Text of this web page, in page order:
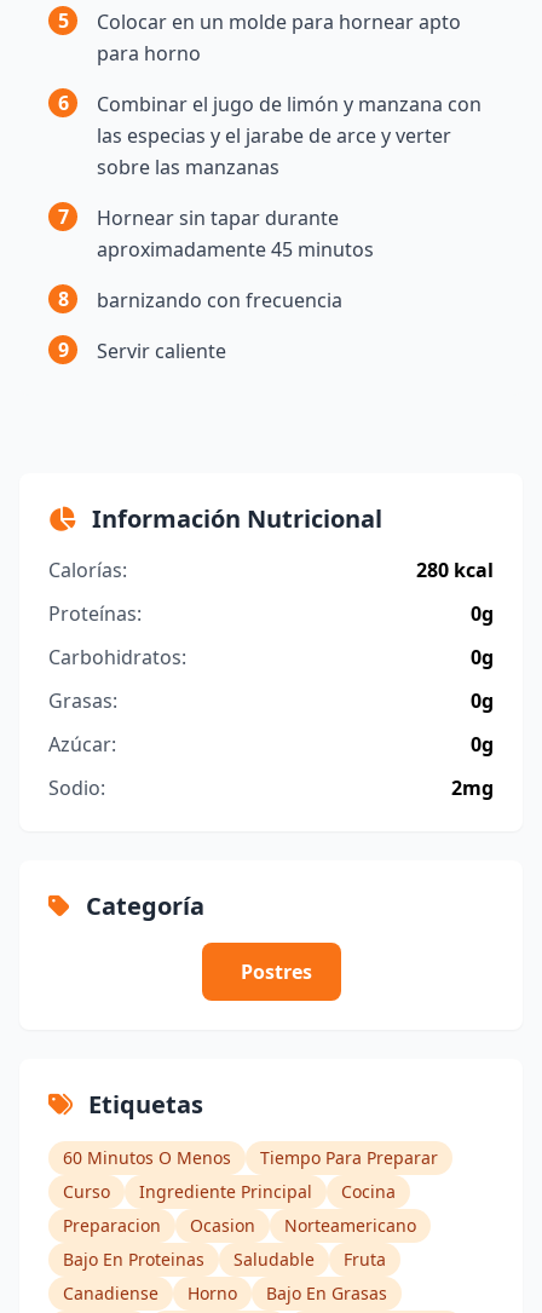
5
Colocar en un molde para hornear apto
para horno
6
Combinar el jugo de limón y manzana con
las especias y el jarabe de arce y verter
sobre las manzanas
7
Hornear sin tapar durante
aproximadamente 45 minutos
8
barnizando con frecuencia
9
Servir caliente
Información Nutricional
Calorías:
280 kcal
Proteínas:
0g
Carbohidratos:
0g
Grasas:
0g
Azúcar:
0g
Sodio:
2mg
Categoría
Postres
Etiquetas
60 Minutos O Menos
Tiempo Para Preparar
Curso
Ingrediente Principal
Cocina
Preparacion
Ocasion
Norteamericano
Bajo En Proteinas
Saludable
Fruta
Canadiense
Horno
Bajo En Grasas